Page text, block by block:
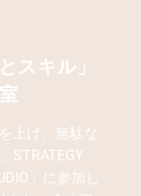
スキル」
上げ、無駄な
STRATEGY
」に参加し